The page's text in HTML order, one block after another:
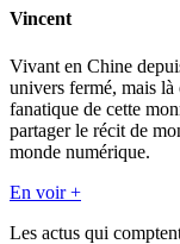
Vincent
Vivant en Chine
univers fermé, mais là
fanatique de cette
partager le récit de
monde numérique.
En voir +
Les actus qui